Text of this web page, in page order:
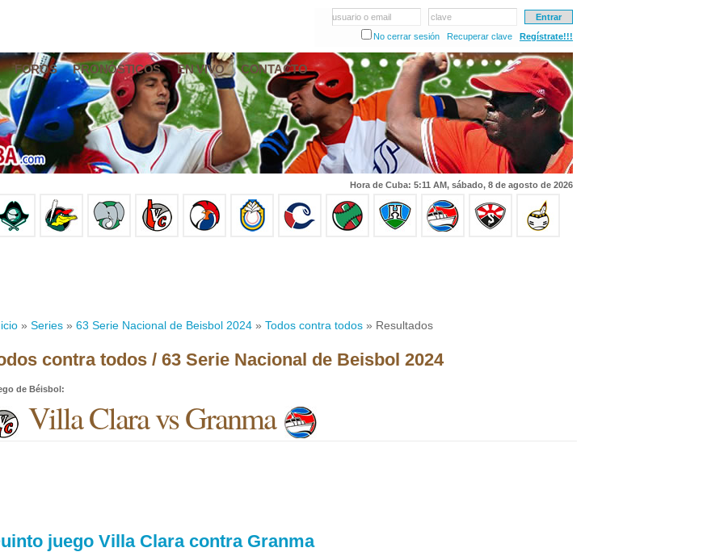
usuario o email
clave
No cerrar sesión
Recuperar clave Regístrate!!!
FOROS PRONÓSTICOS EN VIVO CONTACTO
Hora de Cuba: 5:11 AM, sábado, 8 de agosto de 2026
» Series » 63 Serie Nacional de Beisbol 2024 » Todos contra todos » Resultados
contra todos / 63 Serie Nacional de Beisbol 2024
de Béisbol:
Villa Clara vs Granma
juego Villa Clara contra Granma